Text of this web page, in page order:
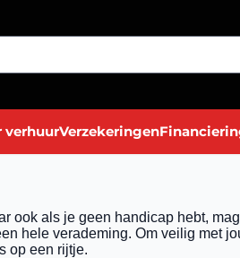
verhuurVerzekeringen
ook als je geen handicap hebt,
hele verademing. Om veilig met
op een rijtje.